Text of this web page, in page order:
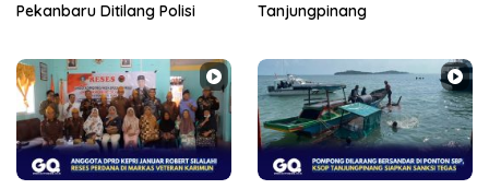
Pekanbaru Ditilang Polisi
Tanjungpinang